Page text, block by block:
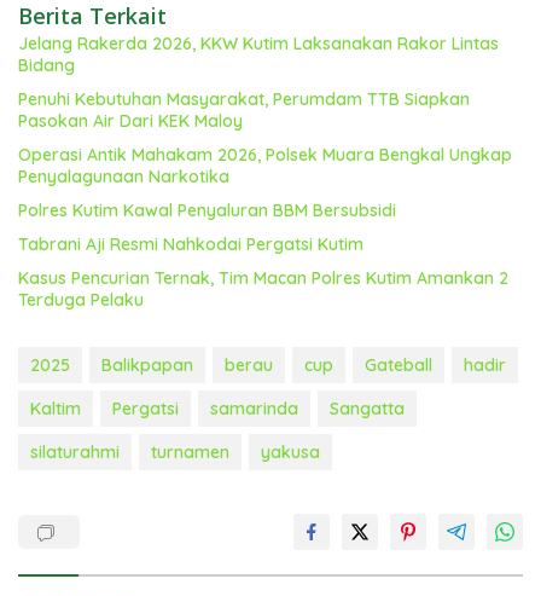
Berita Terkait
Jelang Rakerda 2026, KKW Kutim Laksanakan Rakor Lintas
Bidang
Penuhi Kebutuhan Masyarakat, Perumdam TTB Siapkan
Pasokan Air Dari KEK Maloy
Operasi Antik Mahakam 2026, Polsek Muara Bengkal Ungkap
Penyalagunaan Narkotika
Polres Kutim Kawal Penyaluran BBM Bersubsidi
Tabrani Aji Resmi Nahkodai Pergatsi Kutim
Kasus Pencurian Ternak, Tim Macan Polres Kutim Amankan 2
Terduga Pelaku
2025 Balikpapan berau cup Gateball
hadir
Kaltim
Pergatsi samarinda
Sangatta
silaturahmi
turnamen yakusa